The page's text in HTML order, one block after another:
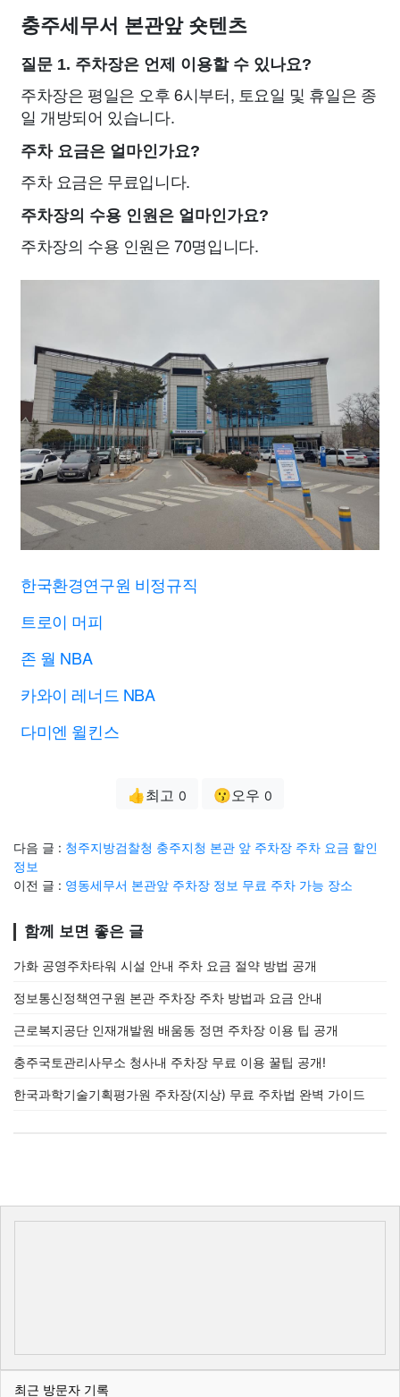
충주세무서 본관앞 숏텐츠
질문 1. 주차장은 언제 이용할 수 있나요?
주차장은 평일은 오후 6시부터, 토요일 및 휴일은 종
일 개방되어 있습니다.
주차 요금은 얼마인가요?
주차 요금은 무료입니다.
주차장의 수용 인원은 얼마인가요?
주차장의 수용 인원은 70명입니다.
한국환경연구원 비정규직
트로이 머피
존 월 NBA
카와이 레너드 NBA
다미엔 윌킨스
👍최고 0 😗오우 0
다음 글 : 청주지방검찰청 충주지청 본관 앞 주차장 주차 요금 할인
정보
이전 글 : 영동세무서 본관앞 주차장 정보 무료 주차 가능 장소
함께 보면 좋은 글
가화 공영주차타워 시설 안내 주차 요금 절약 방법 공개
정보통신정책연구원 본관 주차장 주차 방법과 요금 안내
근로복지공단 인재개발원 배움동 정면 주차장 이용 팁 공개
충주국토관리사무소 청사내 주차장 무료 이용 꿀팁 공개!
한국과학기술기획평가원 주차장(지상) 무료 주차법 완벽 가이드
최근 방문자 기록